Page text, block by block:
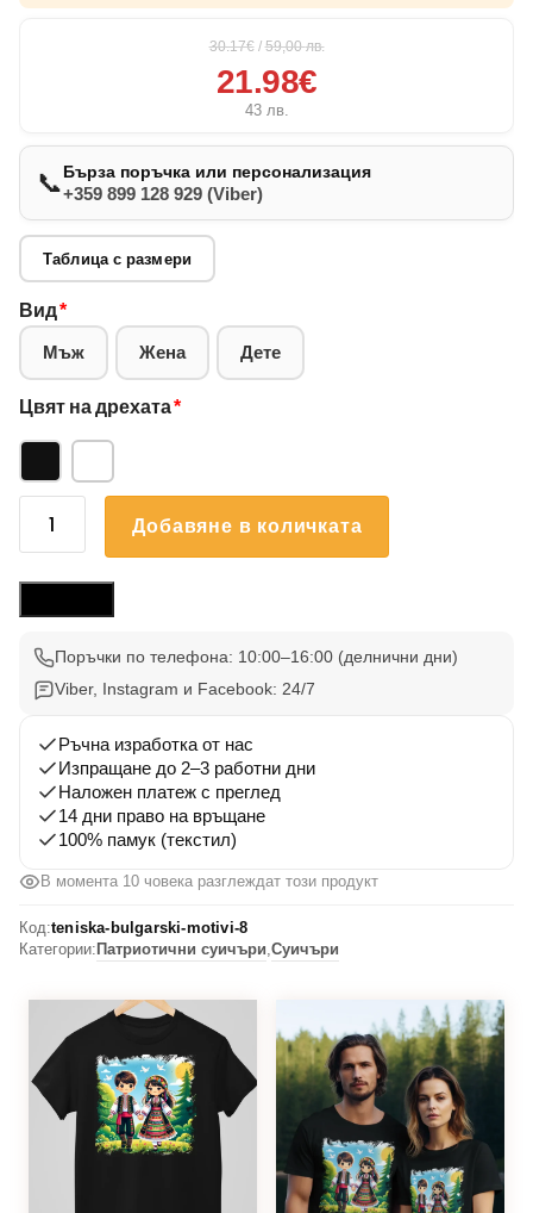
30.17€ / 59,00лв.
21.98€
43 лв.
📞Бърза поръчка или персонализация
+359 899 128 929 (Viber)
Таблица с размери
Вид*
Мъж Жена Дете
Цвят на дрехата*
количество
Вдъхновения
Добавяне в количката
Поръчки по телефона: 10:00–16:00 (делнични дни)
Viber, Instagram и Facebook: 24/7
Ръчна изработка от нас
Изпращане до 2–3 работни дни
Наложен платеж с преглед
14 дни право на връщане
100% памук (текстил)
В момента 10 човека разглеждат този продукт
Код:teniska-bulgarski-motivi-8
Категории: Патриотични суичъри,Суичъри